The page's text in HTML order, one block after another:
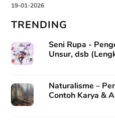
19-01-2026
TRENDING
Seni Rupa -
Unsur, dsb
Naturalisme –
Contoh Karya &